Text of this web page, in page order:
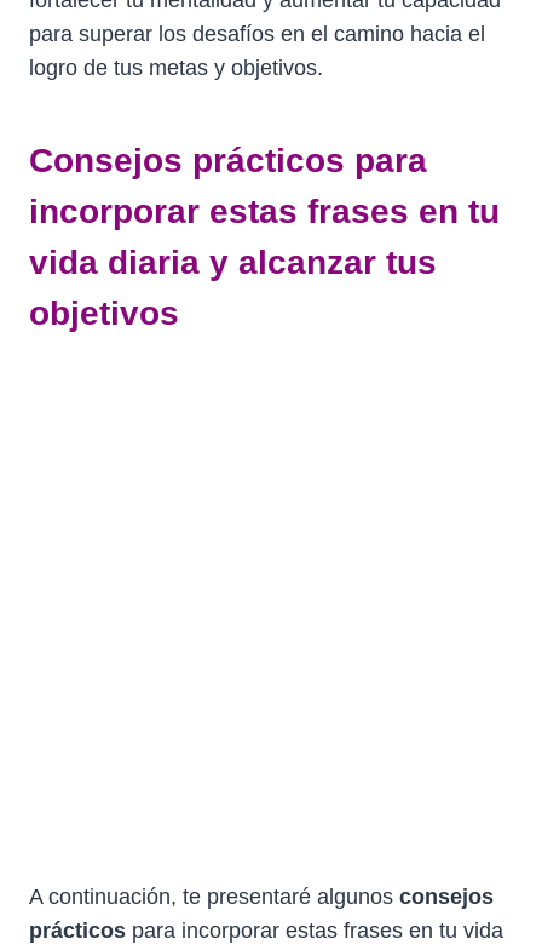
para superar los desafíos en el camino hacia el
logro de tus metas y objetivos.
Consejos prácticos para
incorporar estas frases en tu
vida diaria y alcanzar tus
objetivos
A continuación, te presentaré algunos consejos
prácticos para incorporar estas frases en tu vida